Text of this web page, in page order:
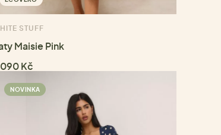
STUFF
Maisie Pink
Kč
NOVINKA